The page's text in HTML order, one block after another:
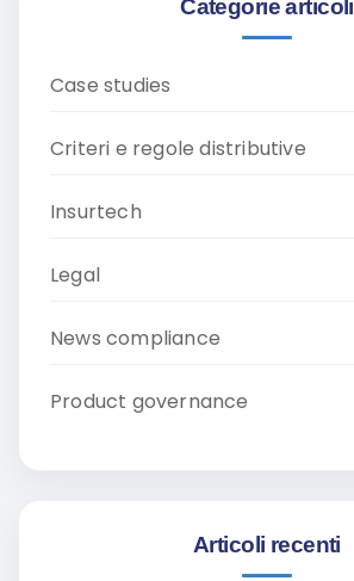
Categorie articoli
Case studies
Criteri e regole distributive
Insurtech
Legal
News compliance
Product governance
Articoli recenti